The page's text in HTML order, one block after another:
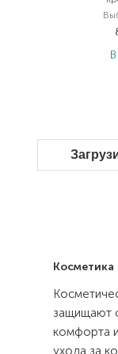
Косметика
защищают
комфорта
ухода за